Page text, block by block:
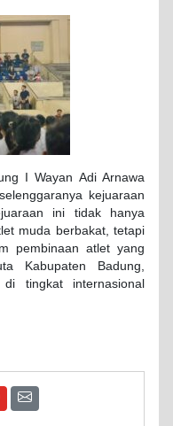
I Wayan Adi Arnawa
kejuaraan
ini tidak hanya
muda berbakat, tetapi
pembinaan atlet yang
Kabupaten Badung,
tingkat internasional